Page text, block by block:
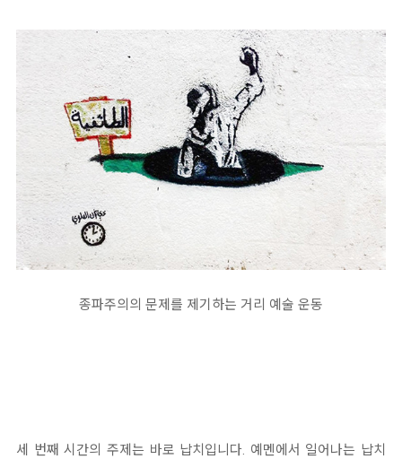
종파주의의 문제를 제기하는 거리 예술 운동
세 번째 시간의 주제는 바로 납치입니다. 예멘에서 일어나는 납치